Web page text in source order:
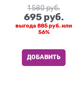
1 580 руб.
695 руб.
выгода 885 руб.или
56%
ДОБАВИТЬ